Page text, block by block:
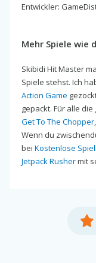
Entwickler:
Mehr Spiele wie
Skibidi Hit Master
Spiele stehst. Ich
Action Game
gepackt. Für alle
Get To The Chopper
Wenn du
bei Kostenlose
Jetpack Rushermit